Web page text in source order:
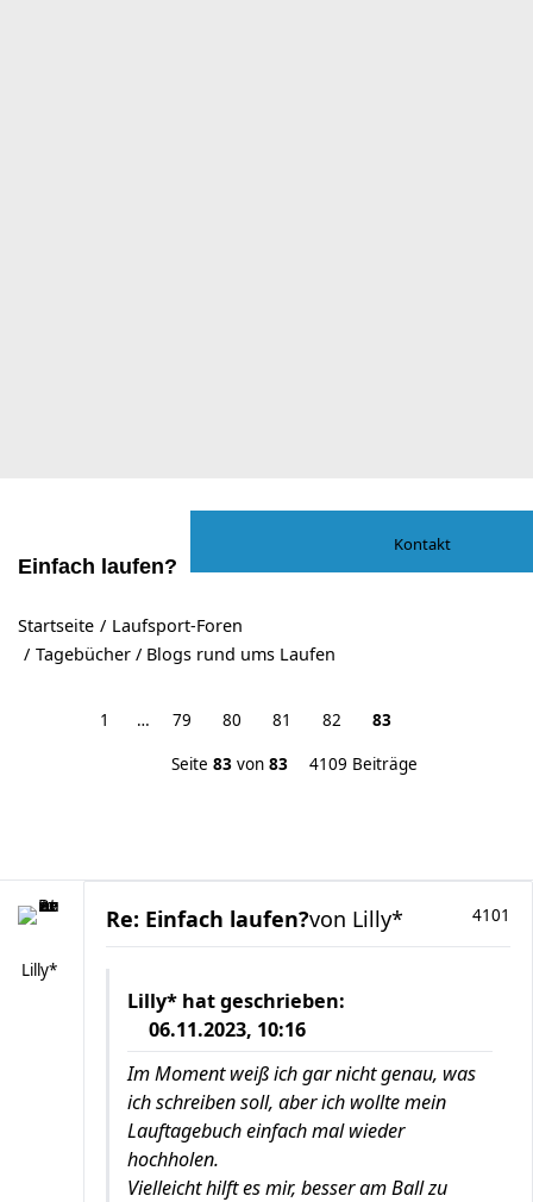
Kontakt
Einfach laufen?
Startseite
Laufsport-Foren
Tagebücher / Blogs rund ums Laufen
1 … 79 80 81 82 83
Seite 83 von 83 4109 Beiträge
Lilly*
Re: Einfach laufen? 4101
von Lilly*
Lilly* hat geschrieben:
06.11.2023, 10:16
Im Moment weiß ich gar nicht genau, was
ich schreiben soll, aber ich wollte mein
Lauftagebuch einfach mal wieder
hochholen.
Vielleicht hilft es mir, besser am Ball zu